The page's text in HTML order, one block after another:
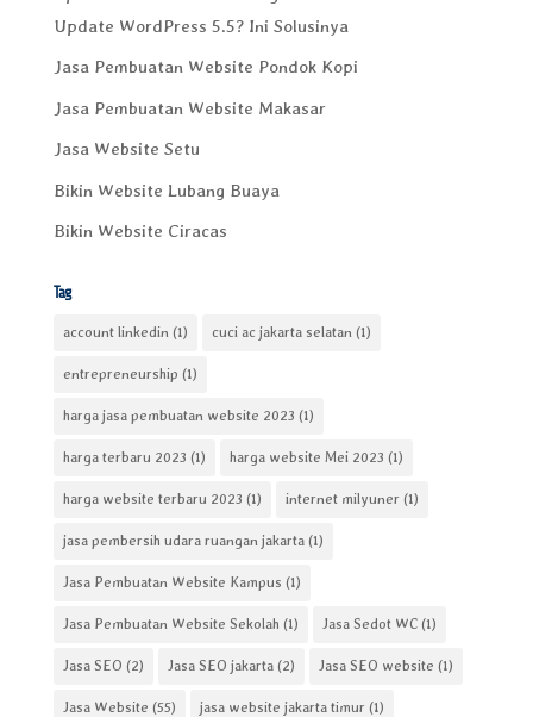
Update WordPress 5.5? Ini Solusinya
Jasa Pembuatan Website Pondok Kopi
Jasa Pembuatan Website Makasar
Jasa Website Setu
Bikin Website Lubang Buaya
Bikin Website Ciracas
Tag
account linkedin(1) cuci ac jakarta selatan(1)
entrepreneurship (1)
harga jasa pembuatan website 2023 (1)
harga terbaru 2023 (1) harga website Mei 2023 (1)
harga website terbaru 2023 (1) internet milyuner (1)
jasa pembersih udara ruangan jakarta(1)
Jasa Pembuatan Website Kampus (1)
Jasa Pembuatan Website Sekolah (1) Jasa Sedot WC(1)
Jasa SEO (2) Jasa SEO jakarta(2) Jasa SEO website (1)
Jasa Website (55) jasa website jakarta timur (1)